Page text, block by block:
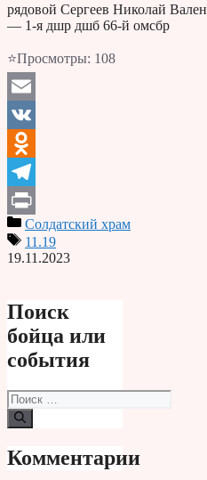
рядовой Сергеев Николай
— 1-я дшр дшб 66-й омсбр
⭐Просмотры: 108
Email
VK
Odnoklassniki
Telegram
PrintСолдатский храм
11.19
19.11.2023
Поиск
бойца или
события
Поиск:
Комментарии